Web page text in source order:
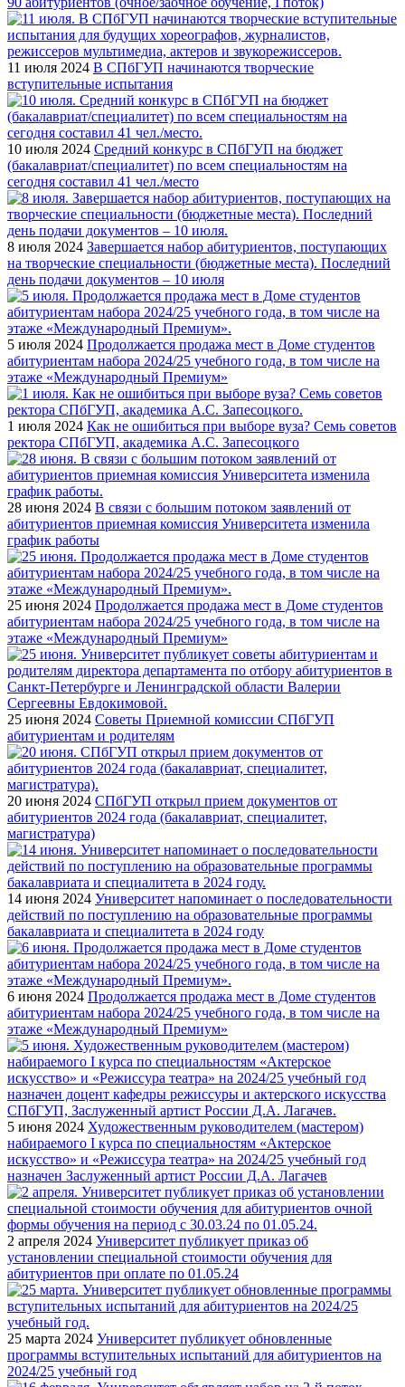
11 июля 2024 В СПбГУП начинаются творческие
вступительные испытания
10 июля 2024 Средний конкурс в СПбГУП на бюджет
(бакалавриат/специалитет) по всем специальностям на
сегодня составил 41 чел./место
8 июля 2024 Завершается набор абитуриентов, поступающих
на творческие специальности (бюджетные места). Последний
день подачи документов – 10 июля
5 июля 2024 Продолжается продажа мест в Доме студентов
абитуриентам набора 2024/25 учебного года, в том числе на
этаже «Международный Премиум»
1 июля 2024 Как не ошибиться при выборе вуза? Семь советов
ректора СПбГУП, академика А.С. Запесоцкого
28 июня 2024 В связи с большим потоком заявлений от
абитуриентов приемная комиссия Университета изменила
график работы
25 июня 2024 Продолжается продажа мест в Доме студентов
абитуриентам набора 2024/25 учебного года, в том числе на
этаже «Международный Премиум»
25 июня 2024 Советы Приемной комиссии СПбГУП
абитуриентам и родителям
20 июня 2024 СПбГУП открыл прием документов от
абитуриентов 2024 года (бакалавриат, специалитет,
магистратура)
14 июня 2024 Университет напоминает о последовательности
действий по поступлению на образовательные программы
бакалавриата и специалитета в 2024 году
6 июня 2024 Продолжается продажа мест в Доме студентов
абитуриентам набора 2024/25 учебного года, в том числе на
этаже «Международный Премиум»
5 июня 2024 Художественным руководителем (мастером)
набираемого I курса по специальностям «Актерское
искусство» и «Режиссура театра» на 2024/25 учебный год
назначен Заслуженный артист России Д.А. Лагачев
2 апреля 2024 Университет публикует приказ об
установлении специальной стоимости обучения для
абитуриентов при оплате по 01.05.24
25 марта 2024 Университет публикует обновленные
программы вступительных испытаний для абитуриентов на
2024/25 учебный год